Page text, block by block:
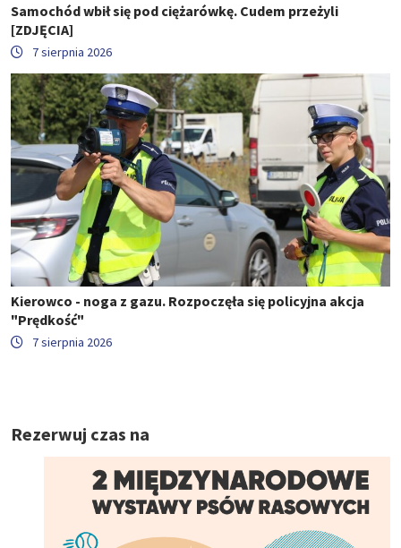
Samochód wbił się pod ciężarówkę. Cudem przeżyli
[ZDJĘCIA]
7 sierpnia 2026
Kierowco - noga z gazu. Rozpoczęła się policyjna akcja
"Prędkość"
7 sierpnia 2026
Rezerwuj czas na